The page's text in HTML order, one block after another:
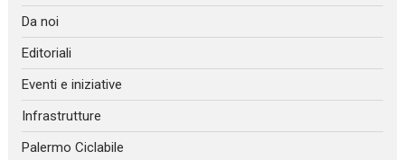
Da noi
Editoriali
Eventi e iniziative
Infrastrutture
Palermo Ciclabile